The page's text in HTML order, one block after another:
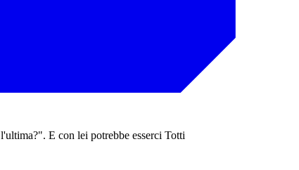
E con lei potrebbe esserci Totti